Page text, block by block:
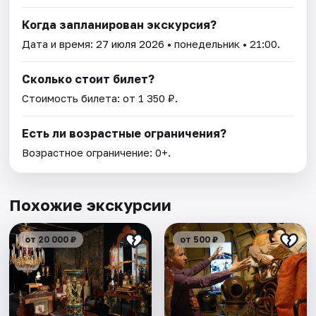
Когда запланирован экскурсия?
Дата и время:27 июля 2026 • понедельник • 21:00.
Сколько стоит билет?
Стоимость билета: от 1 350 ₽.
Есть ли возрастные ограничения?
Возрастное ограничение: 0+.
Похожие экскурсии
от 20 000 ₽ от 500 ₽